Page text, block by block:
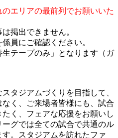
エリアの最前列でお願いいた
掲出できません。
員にご確認ください。
テープのみ」となります（ガ
タジアムづくりを目指して、
く、ご来場者皆様にも、試合
く、フェアな応援をお願いし
グでは全ての試合で共通のル
。スタジアムを訪れたファ